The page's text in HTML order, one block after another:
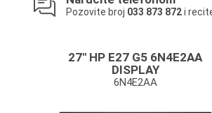
Pozovite broj 033 873 872i
27" HP E27 G5 6N4E2AA
DISPLAY
6N4E2AA